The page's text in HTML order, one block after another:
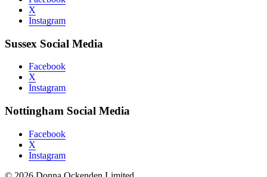
X
Instagram
Sussex Social Media
Facebook
X
Instagram
Nottingham Social Media
Facebook
X
Instagram